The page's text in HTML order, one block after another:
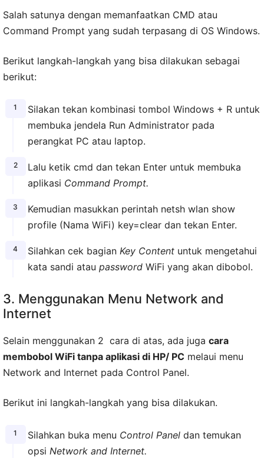
Salah satunya dengan memanfaatkan CMD atau
Command Prompt yang sudah terpasang di OS Windows.
Berikut langkah-langkah yang bisa dilakukan sebagai
berikut:
Silakan tekan kombinasi tombol Windows + R untuk
membuka jendela Run Administrator pada
perangkat PC atau laptop.
Lalu ketik cmd dan tekan Enter untuk membuka
aplikasi Command Prompt.
Kemudian masukkan perintah netsh wlan show
profile (Nama WiFi) key=clear dan tekan Enter.
Silahkan cek bagian Key Contentuntuk mengetahui
kata sandi atau passwordWiFi yang akan dibobol.
3. Menggunakan Menu Network and
Internet
Selain menggunakan 2 cara di atas, ada juga cara
membobol WiFi tanpa aplikasi di HP/ PC melaui menu
Network and Internet pada Control Panel.
Berikut ini langkah-langkah yang bisa dilakukan.
Silahkan buka menu Control Paneldan temukan
opsi Network and Internet.